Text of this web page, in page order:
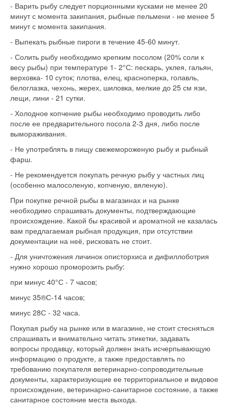
- Варить рыбу следует порционными кусками не менее 20
минут с момента закипания, рыбные пельмени - не менее 5
минут с момента закипания.
- Выпекать рыбные пироги в течение 45-60 минут.
- Солить рыбу необходимо крепким посолом (20% соли к
весу рыбы) при температуре 1- 2°С: пескарь, уклея, гальян,
верховка- 10 суток; плотва, елец, красноперка, голавль,
белоглазка, чехонь, жерех, шиловка, мелкие до 25 см язи,
лещи, лини - 21 сутки.
- Холодное копчение рыбы необходимо проводить либо
после ее предварительного посола 2-3 дня, либо после
вымораживания.
- Не употреблять в пищу свежемороженую рыбу и рыбный
фарш.
- Не рекомендуется покупать речную рыбу у частных лиц
(особенно малосоленую, копченую, вяленую).
При покупке речной рыбы в магазинах и на рынке
необходимо спрашивать документы, подтверждающие
происхождение. Какой бы красивой и ароматной не казалась
вам предлагаемая рыбная продукция, при отсутствии
документации на неё, рисковать не стоит.
- Для уничтожения личинок описторхиса и дифиллоботрия
нужно хорошо проморозить рыбу:
при минус 40°С - 7 часов;
минус 35®С-14 часов;
минус 28С - 32 часа.
Покупая рыбу на рынке или в магазине, не стоит стесняться
спрашивать и внимательно читать этикетки, задавать
вопросы продавцу, который должен знать исчерпывающую
информацию о продукте, а также предоставлять по
требованию покупателя ветеринарно-сопроводительные
документы, характеризующие ее территориальное и видовое
происхождение, ветеринарно-санитарное состояние, а также
санитарное состояние места выхода.